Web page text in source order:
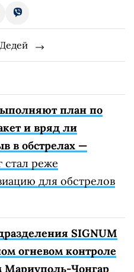
план по
и вряд ли
в обстрелах —
стал реже
для обстрелов
SIGNUM
огневом контроле
Мариуполь-Чонгар